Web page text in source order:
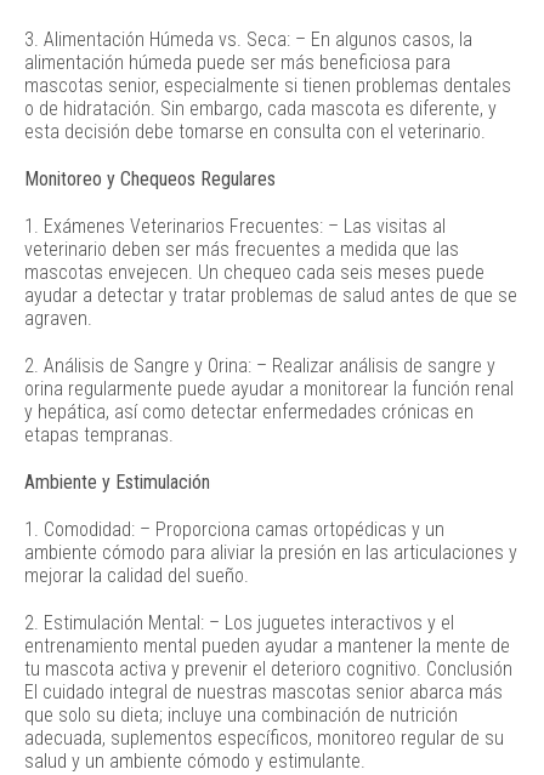
3. Alimentación Húmeda vs. Seca: – En algunos casos, la
alimentación húmeda puede ser más beneficiosa para
mascotas senior, especialmente si tienen problemas dentales
o de hidratación. Sin embargo, cada mascota es diferente, y
esta decisión debe tomarse en consulta con el veterinario.
Monitoreo y Chequeos Regulares
1. Exámenes Veterinarios Frecuentes: – Las visitas al
veterinario deben ser más frecuentes a medida que las
mascotas envejecen. Un chequeo cada seis meses puede
ayudar a detectar y tratar problemas de salud antes de que se
agraven.
2. Análisis de Sangre y Orina: – Realizar análisis de sangre y
orina regularmente puede ayudar a monitorear la función renal
y hepática, así como detectar enfermedades crónicas en
etapas tempranas.
Ambiente y Estimulación
1. Comodidad: – Proporciona camas ortopédicas y un
ambiente cómodo para aliviar la presión en las articulaciones y
mejorar la calidad del sueño.
2. Estimulación Mental: – Los juguetes interactivos y el
entrenamiento mental pueden ayudar a mantener la mente de
tu mascota activa y prevenir el deterioro cognitivo. Conclusión
El cuidado integral de nuestras mascotas senior abarca más
que solo su dieta; incluye una combinación de nutrición
adecuada, suplementos específicos, monitoreo regular de su
salud y un ambiente cómodo y estimulante.